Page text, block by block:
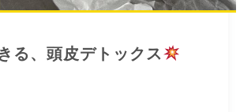
る、頭皮デトックス